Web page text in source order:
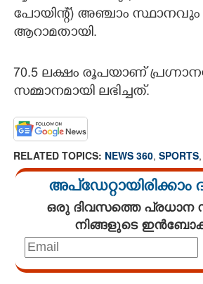
പോയിന്റ്) അഞ്ചാം
ആറാമതായി.
70.5 ലക്ഷം രൂപയാണ്
സമ്മാനമായി ലഭിച്ചത്.
RELATED TOPICS: NEWS 360, SPORTS,
ഒരു ദിവസത്തെ പ്രധാന
നിങ്ങളുടെ